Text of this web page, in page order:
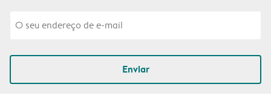
Enviar